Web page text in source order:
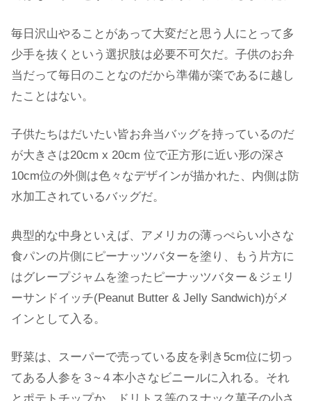
毎日沢山やることがあって大変だと思う人にとって多
少手を抜くという選択肢は必要不可欠だ。子供のお弁
当だって毎日のことなのだから準備が楽であるに越し
たことはない。
子供たちはだいたい皆お弁当バッグを持っているのだ
が大きさは20cm x 20cm 位で正方形に近い形の深さ
10cm位の外側は色々なデザインが描かれた、内側は防
水加工されているバッグだ。
典型的な中身といえば、アメリカの薄っぺらい小さな
食パンの片側にピーナッツバターを塗り、もう片方に
はグレープジャムを塗ったピーナッツバター＆ジェリ
ーサンドイッチ(Peanut Butter & Jelly Sandwich)がメ
インとして入る。
野菜は、スーパーで売っている皮を剥き5cm位に切っ
てある人参を３~４本小さなビニールに入れる。それ